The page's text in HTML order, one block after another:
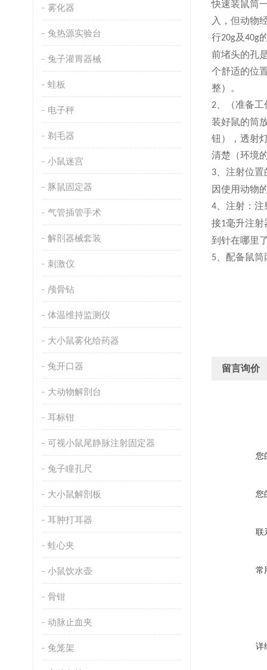
雾化器
兔热源实验台
兔子灌胃器械
蛙板
电子秤
剃毛器
小鼠迷宫
豚鼠固定器
气管插管手术
解剖器械套装
刺激仪
颅骨钻
体温维持监测仪
大小鼠雾化给药器
兔开口器
大动物解剖台
耳标钳
可视小鼠尾静脉注射固定器
兔子瞳孔尺
大小鼠解剖板
耳肿打耳器
蛙心夹
小鼠饮水壶
骨钳
动脉止血夹
兔笼架
快速装鼠筒
入，但动物
行20g及40g
前堵头的孔
个舒适的位
整）。
2
（准备
装好鼠的筒
钮）
，透射
清楚（环境
3
注射位置
因使用动物
4
注射：注
接1毫升注射
到针在哪里
5 配备鼠筒
留言询价
您
您
联
常
详